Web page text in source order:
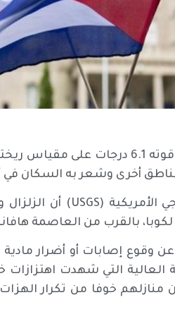
السياسي – ضرب زلزال بلغت قوته 6.1
أخرى وشعر به السكان في
بالقرب من العاصمة
عن وقوع إصابات أو أضرار
العالية التي شهدت
منازلهم خوفا من تكرار